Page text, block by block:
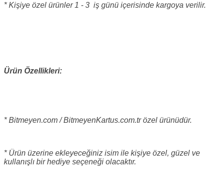
* Kişiye özel ürünler 1 - 3 iş günü içerisinde kargoya verilir.
Ürün Özellikleri:
* Bitmeyen.com / BitmeyenKartus.com.tr özel ürünüdür.
* Ürün üzerine ekleyeceğiniz isim ile kişiye özel, güzel ve
kullanışlı bir hediye seçeneği olacaktır.